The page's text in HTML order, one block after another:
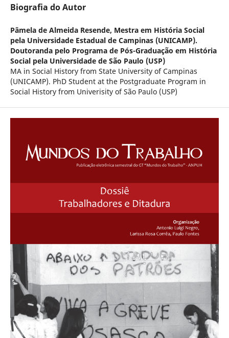
Biografia do Autor
Pâmela de Almeida Resende, Mestra em História Social
pela Universidade Estadual de Campinas (UNICAMP).
Doutoranda pelo Programa de Pós-Graduação em História
Social pela Universidade de São Paulo (USP)
MA in Social History from State University of Campinas
(UNICAMP). PhD Student at the Postgraduate Program in
Social History from Univerisity of São Paulo (USP)